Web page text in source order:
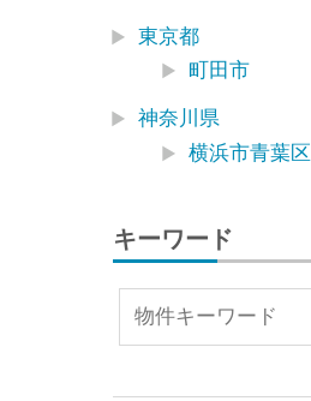
東京都
町田市
神奈川県
横浜市青葉区
キーワード